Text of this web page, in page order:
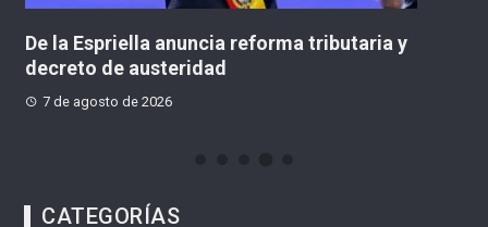
y
Cali está lista para la histórica posesión
presidencial de Abelardo De La Espriella
7 de agosto de 2026
CATEGORÍAS